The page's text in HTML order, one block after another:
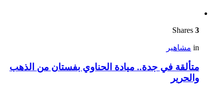
3
in مشاهير
متألقة في جدة.. ميادة الحناوي بفستان من الذهب
والحرير